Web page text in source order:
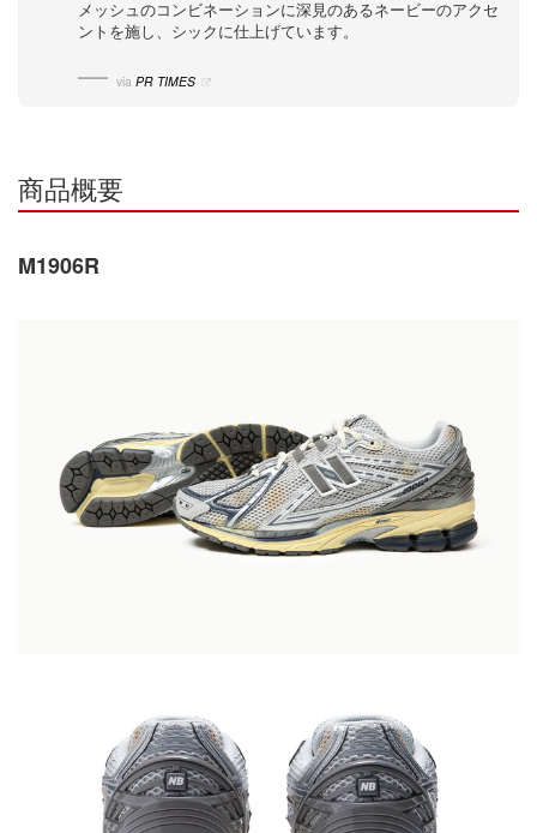
メッシュのコンビネーションに深見のあるネービーのアクセ
ントを施し、シックに仕上げています。
via PR TIMES
商品概要
M1906R